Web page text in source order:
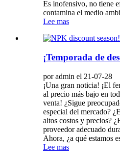
Es inofensivo, no tiene
contamina el medio
Lee mas
¡Temporada de
por admin el 21-07-28
¡Una gran noticia! ¡El
al precio más bajo en
venta! ¿Sigue
especial del mercado?
altos costos y precios?
proveedor adecuado
Ahora, ¿a qué estamos
Lee mas